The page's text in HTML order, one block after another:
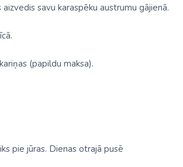
savu karaspēku austrumu gājienā.
(papildu maksa).
pie jūras. Dienas otrajā pusē